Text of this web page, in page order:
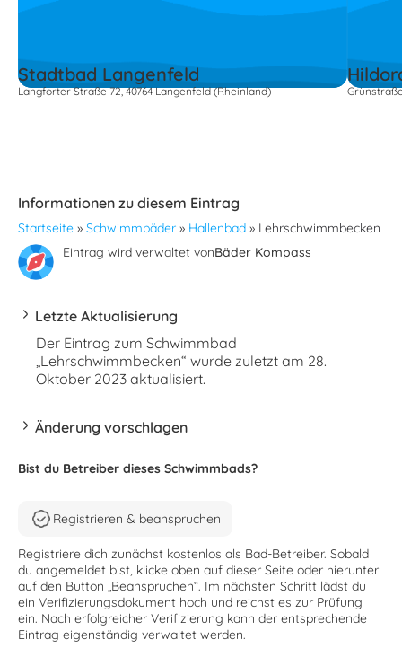
Stadtbad Langenfeld
Langforter Straße 72, 40764 Langenfeld (Rheinland)
Informationen zu diesem Eintrag
Startseite » Schwimmbäder » Hallenbad » Lehrschwimmbecken
Eintrag wird verwaltet vonBäder Kompass
Letzte Aktualisierung
Der Eintrag zum Schwimmbad
„Lehrschwimmbecken“ wurde zuletzt am 28.
Oktober 2023 aktualisiert.
Änderung vorschlagen
Bist du Betreiber dieses Schwimmbads?
Registrieren & beanspruchen
Registriere dich zunächst kostenlos als Bad-Betreiber. Sobald
du angemeldet bist, klicke oben auf dieser Seite oder hierunter
auf den Button „Beanspruchen“. Im nächsten Schritt lädst du
ein Verifizierungsdokument hoch und reichst es zur Prüfung
ein. Nach erfolgreicher Verifizierung kann der entsprechende
Eintrag eigenständig verwaltet werden.